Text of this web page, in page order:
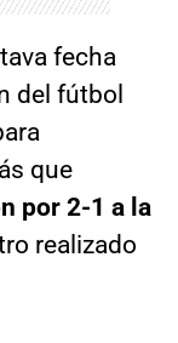
fecha
del fútbol
que
por 2-1 a la
realizado